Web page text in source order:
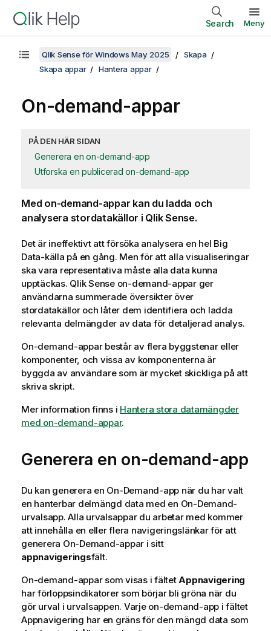
Search Meny
Qlik Sense för Windows May 2025
Skapa
Skapa appar
Hantera appar
On-demand-appar
PÅ DEN HÄR SIDAN
Generera en on-demand-app
Utforska en publicerad on-demand-app
Med on-demand-appar kan du ladda och
analysera stordatakällor i Qlik Sense.
Det är ineffektivt att försöka analysera en hel Big
Data-källa på en gång. Men för att alla visualiseringar
ska vara representativa måste alla data kunna
upptäckas. Qlik Senseon-demand-appar ger
användarna summerade översikter över
stordatakällor och låter dem identifiera och ladda
relevanta delmängder av data för detaljerad analys.
On-demand-appar består av flera byggstenar eller
komponenter, och vissa av komponenterna är
byggda av användare som är mycket skickliga på att
skriva skript.
Mer information finns i Hantera stora datamängder
med on-demand-appar.
Generera en on-demand-app
Du kan generera en On-Demand-app när du har valt
en hanterbar delmängd data med en On-Demand-
urvalsapp. Alla urvalsappar du arbetar med kommer
att innehålla en eller flera navigeringslänkar för att
generera On-Demand-appar i sitt
appnavigeringsfält.
On-demand-appar som visas i fältet Appnavigering
har förloppsindikatorer som börjar bli gröna när du
gör urval i urvalsappen. Varje on-demand-app i fältet
Appnavigering har en gräns för den mängd data som